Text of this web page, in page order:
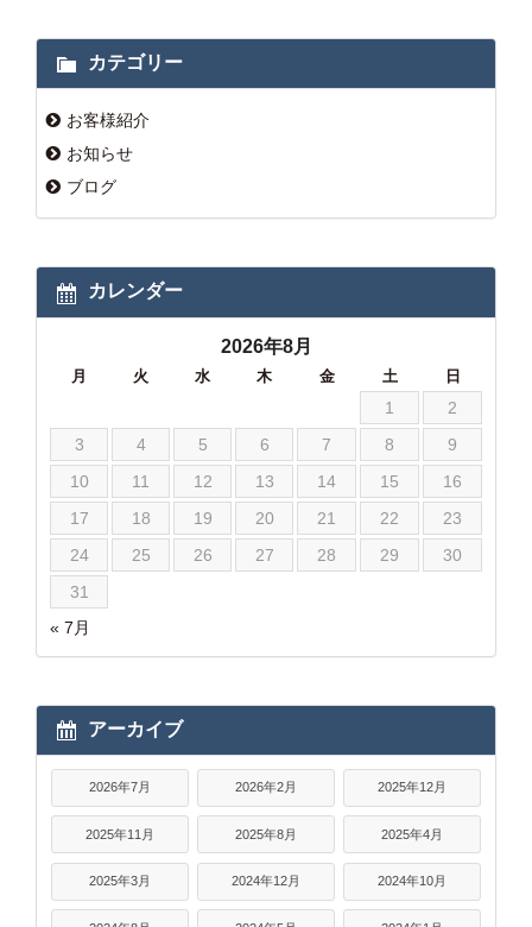
カテゴリー
お客様紹介
お知らせ
ブログ
カレンダー
2026年8月
月 火 水 木 金 土 日
« 7月
1
2
3
4 5 6 7 8
9
10
11 12 13 14 15
16
17
18 19 20 21 22
23
24
25 26 27 28 29
30
31
アーカイブ
2026年7月 2026年2月 2025年12月
2025年11月 2025年8月 2025年4月
2025年3月 2024年12月 2024年10月